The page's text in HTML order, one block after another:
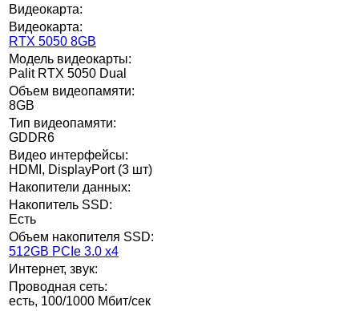
Видеокарта:
Видеокарта:
RTX 5050 8GB
Модель видеокарты:
Palit RTX 5050 Dual
Объем видеопамяти:
8GB
Тип видеопамяти:
GDDR6
Видео интерфейсы:
HDMI, DisplayPort (3 шт)
Накопители данных:
Накопитель SSD:
Есть
Объем накопителя SSD:
512GB PCIe 3.0 x4
Интернет, звук:
Проводная сеть:
есть, 100/1000 Мбит/сек